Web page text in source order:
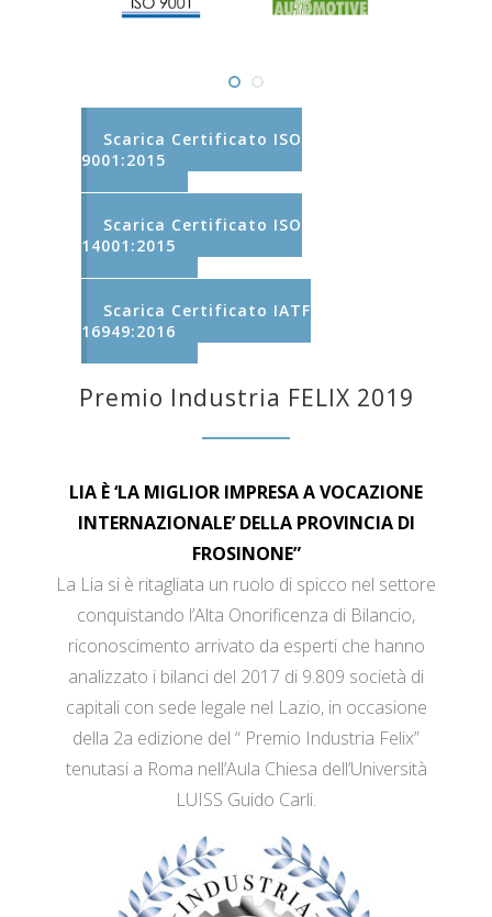
Scarica Certificato ISO
9001:2015
Scarica Certificato ISO
14001:2015
Scarica Certificato IATF
16949:2016
Premio Industria FELIX 2019
LIA È ‘LA MIGLIOR IMPRESA A VOCAZIONE
INTERNAZIONALE’ DELLA PROVINCIA DI
FROSINONE”
La Lia si è ritagliata un ruolo di spicco nel settore
conquistando l’Alta Onorificenza di Bilancio,
riconoscimento arrivato da esperti che hanno
analizzato i bilanci del 2017 di 9.809 società di
capitali con sede legale nel Lazio, in occasione
della 2a edizione del “ Premio Industria Felix”
tenutasi a Roma nell’Aula Chiesa dell’Università
LUISS Guido Carli.